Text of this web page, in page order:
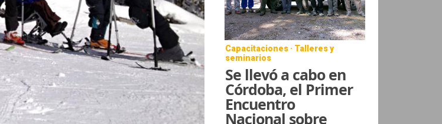
Capacitaciones · Talleres y
seminarios
Se llevó a cabo en
Córdoba, el Primer
Encuentro
Nacional sobre